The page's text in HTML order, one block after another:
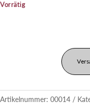
Vorrätig
Artikelnummer: 00014